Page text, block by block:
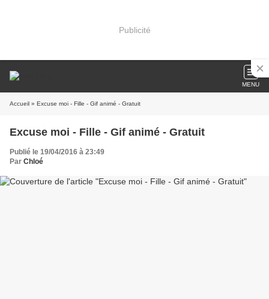
Publicité
MENU
Accueil » Excuse moi - Fille - Gif animé - Gratuit
Excuse moi - Fille - Gif animé - Gratuit
Publié le 19/04/2016 à 23:49
Par Chloé